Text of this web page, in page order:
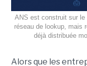
ANS est construit sur le
réseau de lookup, mais
déjà distribuée
Alors que les